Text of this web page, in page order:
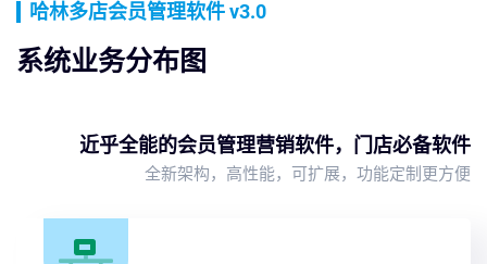
哈林多店会员管理软件 v3.0
系统业务分布图
近乎全能的会员管理营销软件，门店必备软件
全新架构，高性能，可扩展，功能定制更方便